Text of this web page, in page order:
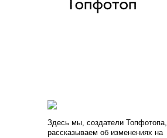
Здесь мы, создатели Топфотопа,
рассказываем об изменениях на